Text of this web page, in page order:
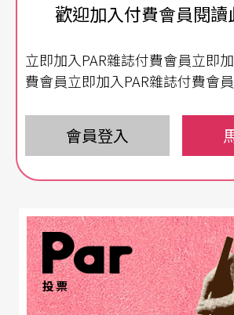
步道到振興醫院。
那天，吳老師看起來非常快樂……
前看見老師插管無法言語的模樣，
狀況。沒想到走進病房看見吳老師
清楚地告訴我們當天早上訪客的
怎麼來的。跟她說「走路來的」
耳邊大聲說了一遍，這下她真的
對看護說「他們是走路來的——」
歡迎加入付費會員閱讀
立即加入PAR雜誌付費會員立即
費會員立即加入PAR雜誌付費會員
會員登入
投票